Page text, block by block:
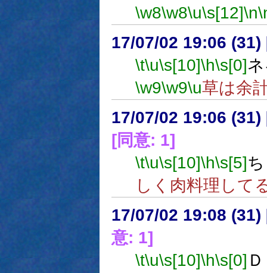
\w8\w8\u\s[12]\n
17/07/02 19:06 (31)
\t\u\s[10]\h\s[0]
\w9\w9\u草は余
17/07/02 19:06 (31)
[同意: 1]
\t\u\s[10]\h\s[5]
しく肉料理して
17/07/02 19:08 (31)
意: 1]
\t\u\s[10]\h\s[0]